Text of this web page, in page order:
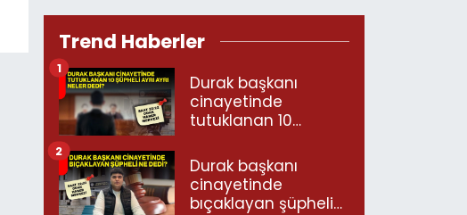
Trend Haberler
Durak başkanı
cinayetinde
tutuklanan 10
neler dedi?
1
Durak başkanı
cinayetinde
bıçaklayan şüpheli
2